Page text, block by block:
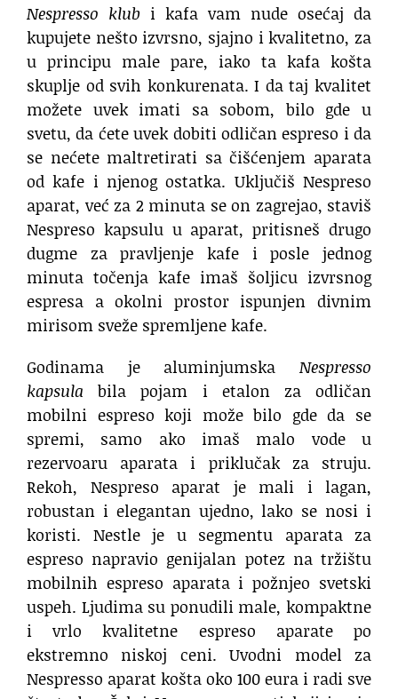
Nespresso klub i kafa vam nude osećaj da
kupujete nešto izvrsno, sjajno i kvalitetno, za
u principu male pare, iako ta kafa košta
skuplje od svih konkurenata. I da taj kvalitet
možete uvek imati sa sobom, bilo gde u
svetu, da ćete uvek dobiti odličan espreso i da
se nećete maltretirati sa čišćenjem aparata
od kafe i njenog ostatka. Uključiš Nespreso
aparat, već za 2 minuta se on zagrejao, staviš
Nespreso kapsulu u aparat, pritisneš drugo
dugme za pravljenje kafe i posle jednog
minuta točenja kafe imaš šoljicu izvrsnog
espresa a okolni prostor ispunjen divnim
mirisom sveže spremljene kafe.
Godinama je aluminjumska Nespresso
kapsula bila pojam i etalon za odličan
mobilni espreso koji može bilo gde da se
spremi, samo ako imaš malo vode u
rezervoaru aparata i priklučak za struju.
Rekoh, Nespreso aparat je mali i lagan,
robustan i elegantan ujedno, lako se nosi i
koristi. Nestle je u segmentu aparata za
espreso napravio genijalan potez na tržištu
mobilnih espreso aparata i požnjeo svetski
uspeh. Ljudima su ponudili male, kompaktne
i vrlo kvalitetne espreso aparate po
ekstremno niskoj ceni. Uvodni model za
Nespresso aparat košta oko 100 eura i radi sve